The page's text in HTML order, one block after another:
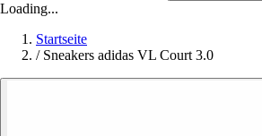
Loading...
Startseite
/ Sneakers adidas VL Court 3.0